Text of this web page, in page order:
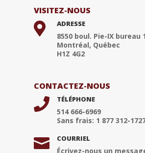
VISITEZ-NOUS
 ADRESSE
8550 boul. Pie-IX bureau
Montréal, Québec
H1Z 4G2
CONTACTEZ-NOUS
 TÉLÉPHONE
514 666-6969
Sans frais: 1 877 312-
 COURRIEL
Écrivez-nous un